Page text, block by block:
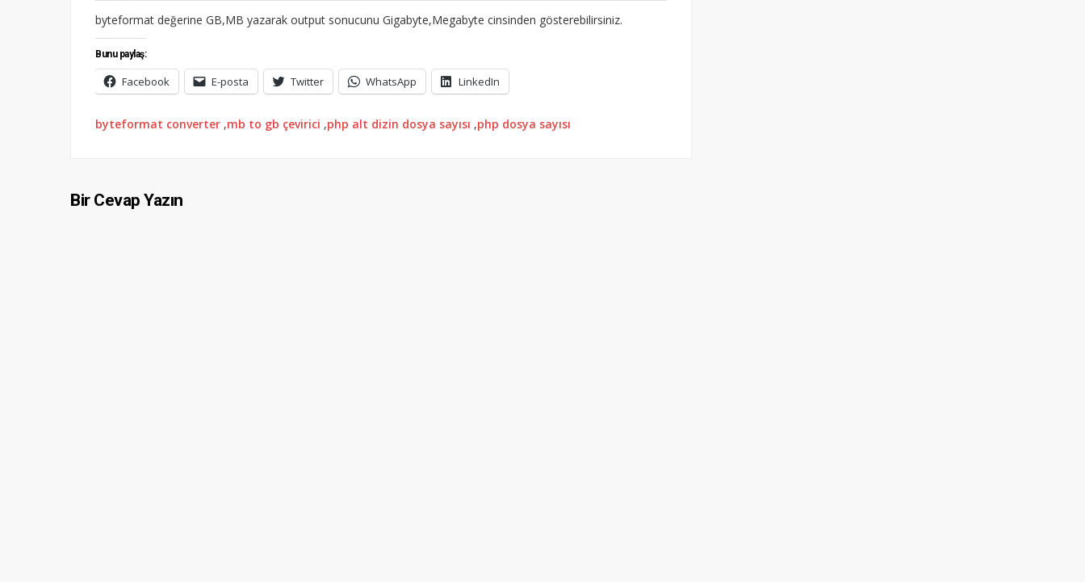
byteformat değerine GB,MB yazarak output sonucunu Gigabyte,Megabyte cinsinden gösterebilirsiniz.
Bunu paylaş:
Facebook E-posta Twitter WhatsApp LinkedIn
byteformat converter ,mb to gb çevirici ,php alt dizin dosya sayısı ,php dosya sayısı
Bir Cevap Yazın